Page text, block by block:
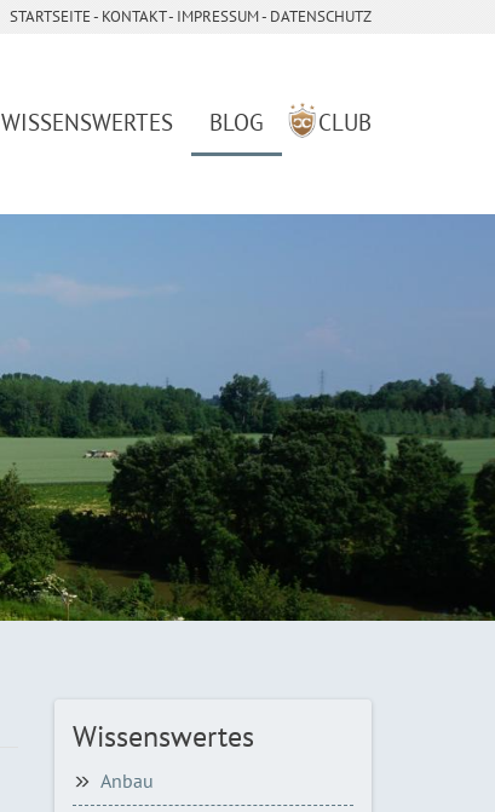
STARTSEITE- ­ KONTAKT- ­ IMPRESSUM- DATENSCHUTZ
WISSENSWERTES BLOG CLUB
Wissenswertes
Anbau